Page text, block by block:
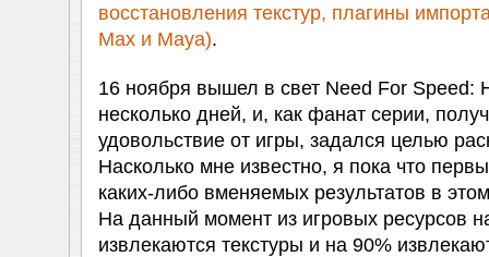
восстановления текстур, плагины
Max и Maya).
16 ноября вышел в свет Need For Speed:
несколько дней, и, как фанат серии,
удовольствие от игры, задался целью
Насколько мне известно, я пока что
каких-либо вменяемых результатов в
На данный момент из игровых ресурсов
извлекаются текстуры и на 90%